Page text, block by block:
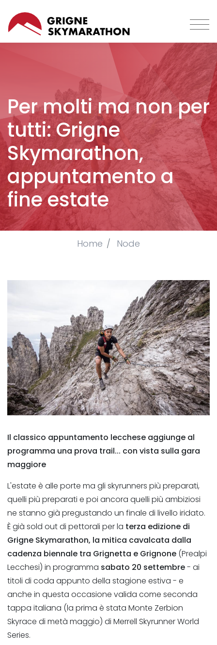
main
Per molti ma non per
tutti: Grigne
Skymarathon,
appuntamento a
fine estate
Breadcrumb
Home Node
Il classico appuntamento lecchese aggiunge al
programma una prova trail... con vista sulla gara
maggiore
L'estate è alle porte ma gli skyrunners più preparati,
quelli più preparati e poi ancora quelli più ambiziosi
ne stanno già pregustando un finale di livello iridato.
È già sold out di pettorali per la terza edizione di
Grigne Skymarathon, la mitica cavalcata dalla
cadenza biennale tra Grignetta e Grignone (Prealpi
Lecchesi) in programma sabato 20 settembre- ai
titoli di coda appunto della stagione estiva - e
anche in questa occasione valida come seconda
tappa italiana (la prima è stata Monte Zerbion
Skyrace di metà maggio) di Merrell Skyrunner World
Series.